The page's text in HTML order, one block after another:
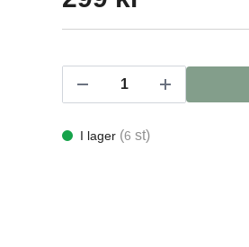
I lager (6 st)